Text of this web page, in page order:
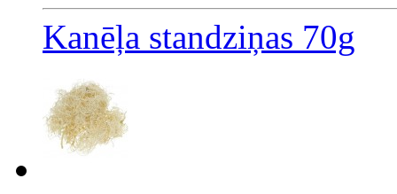
Kanēļa standziņas 70g